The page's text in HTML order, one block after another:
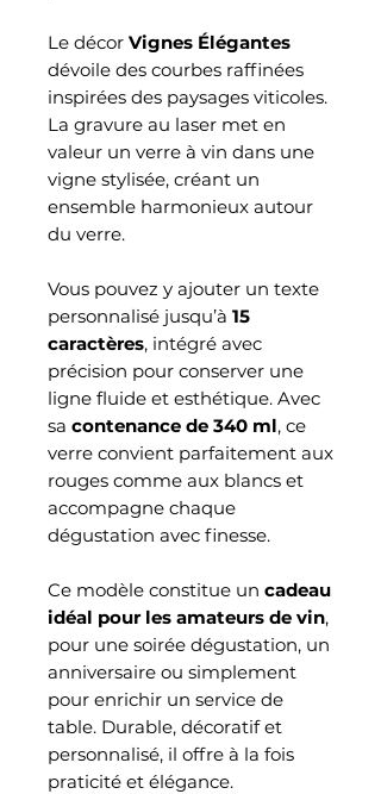
Le décor Vignes Élégantes
dévoile des courbes raffinées
inspirées des paysages viticoles.
La gravure au laser met en
valeur un verre à vin dans une
vigne stylisée, créant un
ensemble harmonieux autour
du verre.
Vous pouvez y ajouter un texte
personnalisé jusqu’à 15
caractères, intégré avec
précision pour conserver une
ligne fluide et esthétique. Avec
sa contenance de 340 ml, ce
verre convient parfaitement aux
rouges comme aux blancs et
accompagne chaque
dégustation avec finesse.
Ce modèle constitue un cadeau
idéal pour les amateurs de vin,
pour une soirée dégustation, un
anniversaire ou simplement
pour enrichir un service de
table. Durable, décoratif et
personnalisé, il offre à la fois
praticité et élégance.